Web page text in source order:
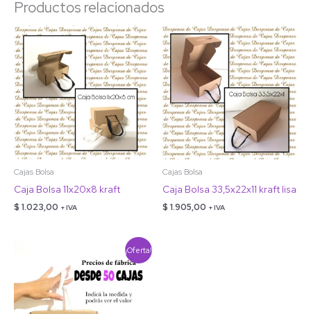
Productos relacionados
Cajas Bolsa
Caja Bolsa 11x20x8 kraft
$ 1.023,00 + IVA
Cajas Bolsa
Caja Bolsa 33,5x22x11 kraft lisa
$ 1.905,00 + IVA
¡Oferta!
Rango
precios:
desde
$ 818,00
hasta